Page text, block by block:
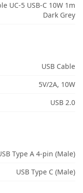
UC-5 USB-C 10W 1m
Dark Grey
USB Cable
5V/2A, 10W
USB 2.0
Type A 4-pin (Male)
USB Type C (Male)